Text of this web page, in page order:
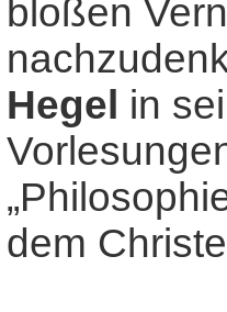
bloßen
Hegel in
dem